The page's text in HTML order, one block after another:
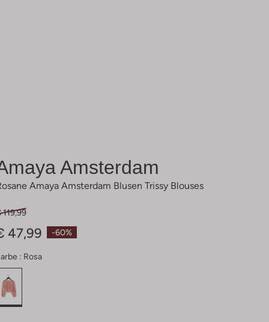
Amsterdam
Amaya Amsterdam Blusen Trissy Blouses
-60%
119,99
47,99
: Rosa